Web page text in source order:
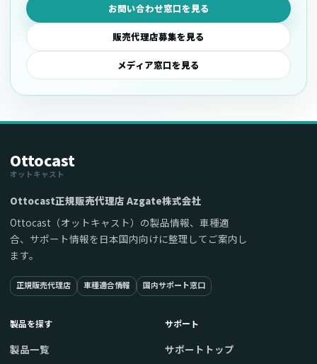
お問い合わせ窓口を見る
販売代理店募集を見る
メディア窓口を見る
Ottocast
オットキャスト
Ottocast正規販売代理店 Azgate株式会社
Ottocast（オットキャスト）の製品情報、車種適
合、サポート情報を日本国内向けに整理してご案内し
ます。
正規販売代理店 車種適合情報 国内サポート窓口
製品を探す
製品一覧
サポート
サポートトップ